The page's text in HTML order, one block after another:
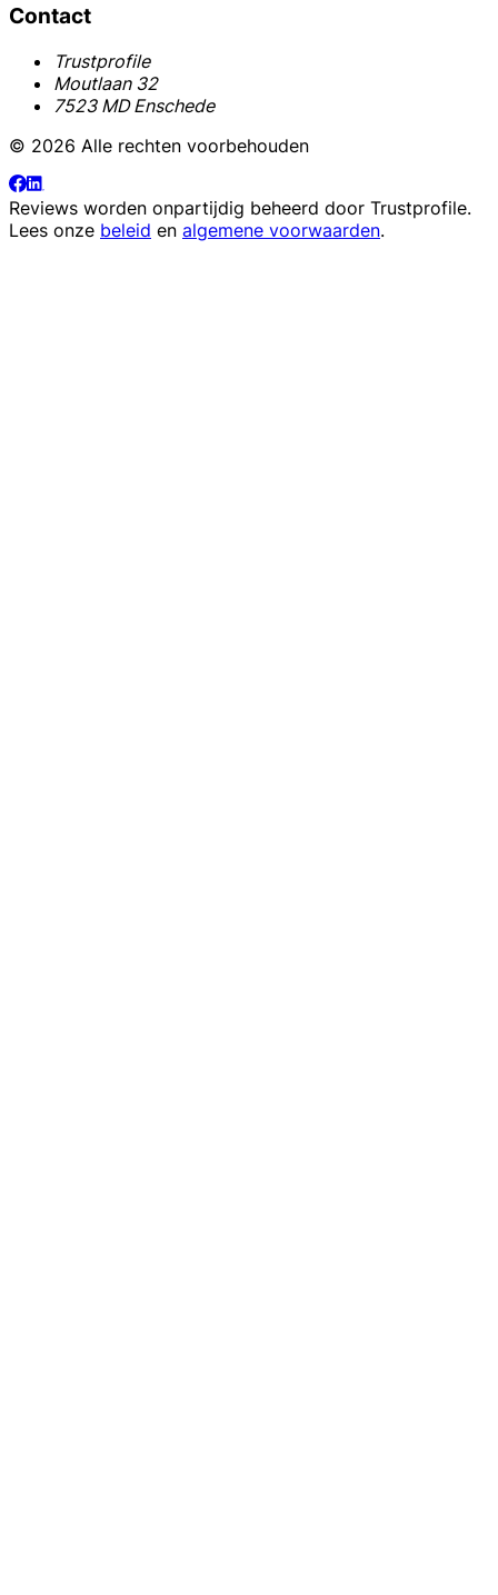
Contact
Trustprofile
Moutlaan 32
7523 MD Enschede
© 2026 Alle rechten voorbehouden
Reviews worden onpartijdig beheerd door Trustprofile.
Lees onze beleid en algemene voorwaarden.